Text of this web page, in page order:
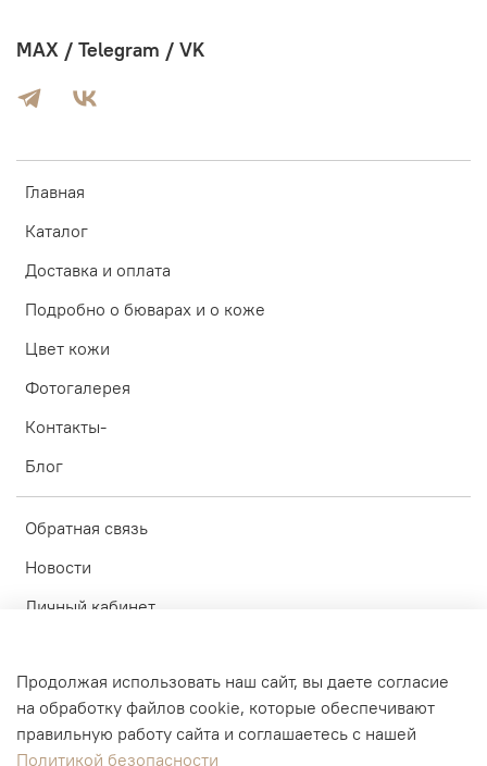
Главная
Каталог
Доставка и оплата
Подробно о бюварах и о коже
Цвет кожи
Фотогалерея
Контакты-
Блог
Обратная связь
Новости
Личный кабинет
Политика конфиденциальности
Пользовательское соглашение
MAX / Telegram / VK
Продолжая использовать наш сайт, вы даете согласие
на обработку файлов cookie, которые обеспечивают
правильную работу сайта и соглашаетесь с нашей
Политикой безопасности